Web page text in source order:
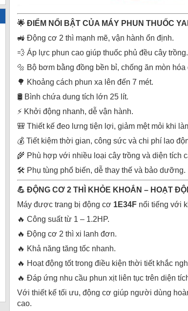
🌟 ĐIỂM NỔI BẬT CỦA MÁY PHUN THUỐC
🚜 Động cơ 2 thì mạnh mẽ, vận hành ổn định.
💨 Áp lực phun cao giúp thuốc phủ đều cây trồng.
🔩 Bộ bơm bằng đồng bền bỉ, chống ăn mòn hóa
🌳 Khoảng cách phun xa lên đến 7 mét.
🛢️ Bình chứa dung tích lớn 25 lít.
⚡ Khởi động nhanh, dễ vận hành.
🎒 Thiết kế đeo lưng tiện lợi, giảm mệt mỏi khi
💰 Tiết kiệm thời gian, công sức và chi phí lao
🌾 Phù hợp với nhiều loại cây trồng và diện tích
🛠️ Phụ tùng phổ biến, dễ thay thế và bảo dưỡng.
💪 ĐỘNG CƠ 2 THÌ KHỎE KHOẮN – HOẠT
Máy được trang bị động cơ 1E34F nổi tiếng với
🔥 Công suất từ 1 – 1.2HP.
🔥 Động cơ 2 thì xi lanh đơn.
🔥 Khả năng tăng tốc nhanh.
🔥 Hoạt động tốt trong điều kiện thời tiết khắc
🔥 Đáp ứng nhu cầu phun xịt liên tục trên diện
Với thiết kế tối ưu, động cơ giúp người dùng
cao.